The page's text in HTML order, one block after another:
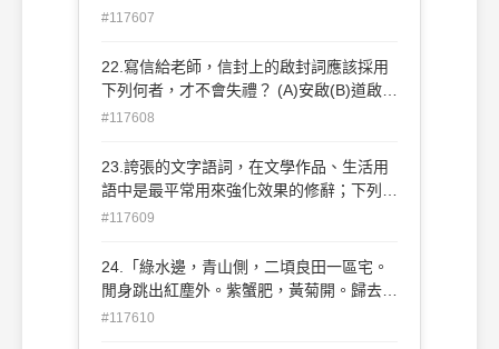
從宋朝張先〈天仙子〉的「沙上並禽池上
個同樣精彩的字？ (A)並(B)瞑(C)來(D)弄
#117607
22.寫信給老師，信封上的啟封詞應該採用
下列何者，才不會失禮？ (A)安啟(B)道啟
(C)文啟(D)大啟
#117608
23.誇張的文字語詞，在文學作品、生活用
語中是最平常用來強化效果的修辭；下列哪
句話最符合這種原則？ (A)讀你千遍也不厭
待，你對我再三誤解。（〈再三誤解〉歌
詞） (C)今夜風寒雨水冷，可比紅花落紅
#117609
24.「綠水邊，青山側，二頃良田一區宅。
閒身跳出紅塵外。紫蟹肥，黃菊開。歸去
來。酒旋沽，魚新買，滿眼雲山畫圖開。清
#117610